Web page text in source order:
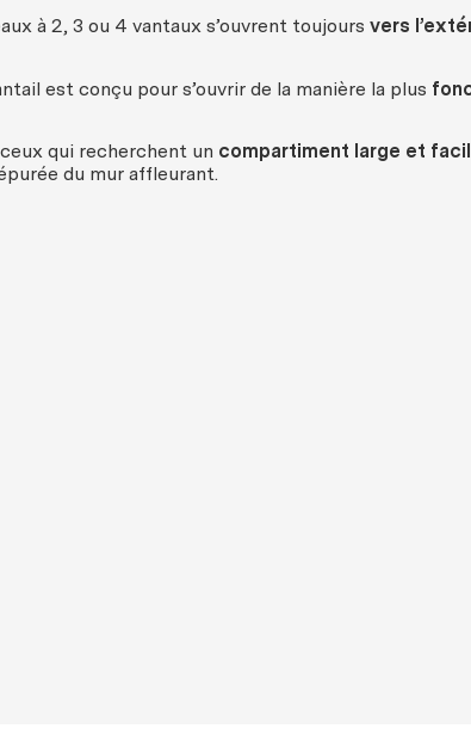
à 2, 3 ou 4 vantaux s’ouvrent toujours vers l’
est conçu pour s’ouvrir de la manière la plus
ceux qui recherchent un compartiment large et
du mur affleurant.